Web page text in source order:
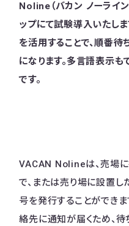
Noline（バカン ノーライン
ップにて試験導入いたし
を活用することで、順番待
になります。多言語表示も
です。
VACAN Nolineは、売場
で、または売り場に設置し
号を発行することができ
絡先に通知が届くため、